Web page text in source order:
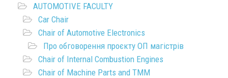
AUTOMOTIVE FACULTY
Car Chair
Chair of Automotive Electronics
Про обговорення проєкту ОП магістрів
Chair of Internal Combustion Engines
Chair of Machine Parts and TMM